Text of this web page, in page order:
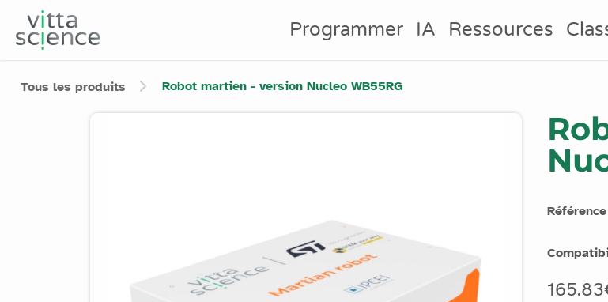
Programmer IA Ressources
Tous les produits Robot martien - version Nucleo WB55RG